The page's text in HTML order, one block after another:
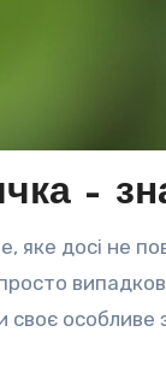
–
яке досі не
своє